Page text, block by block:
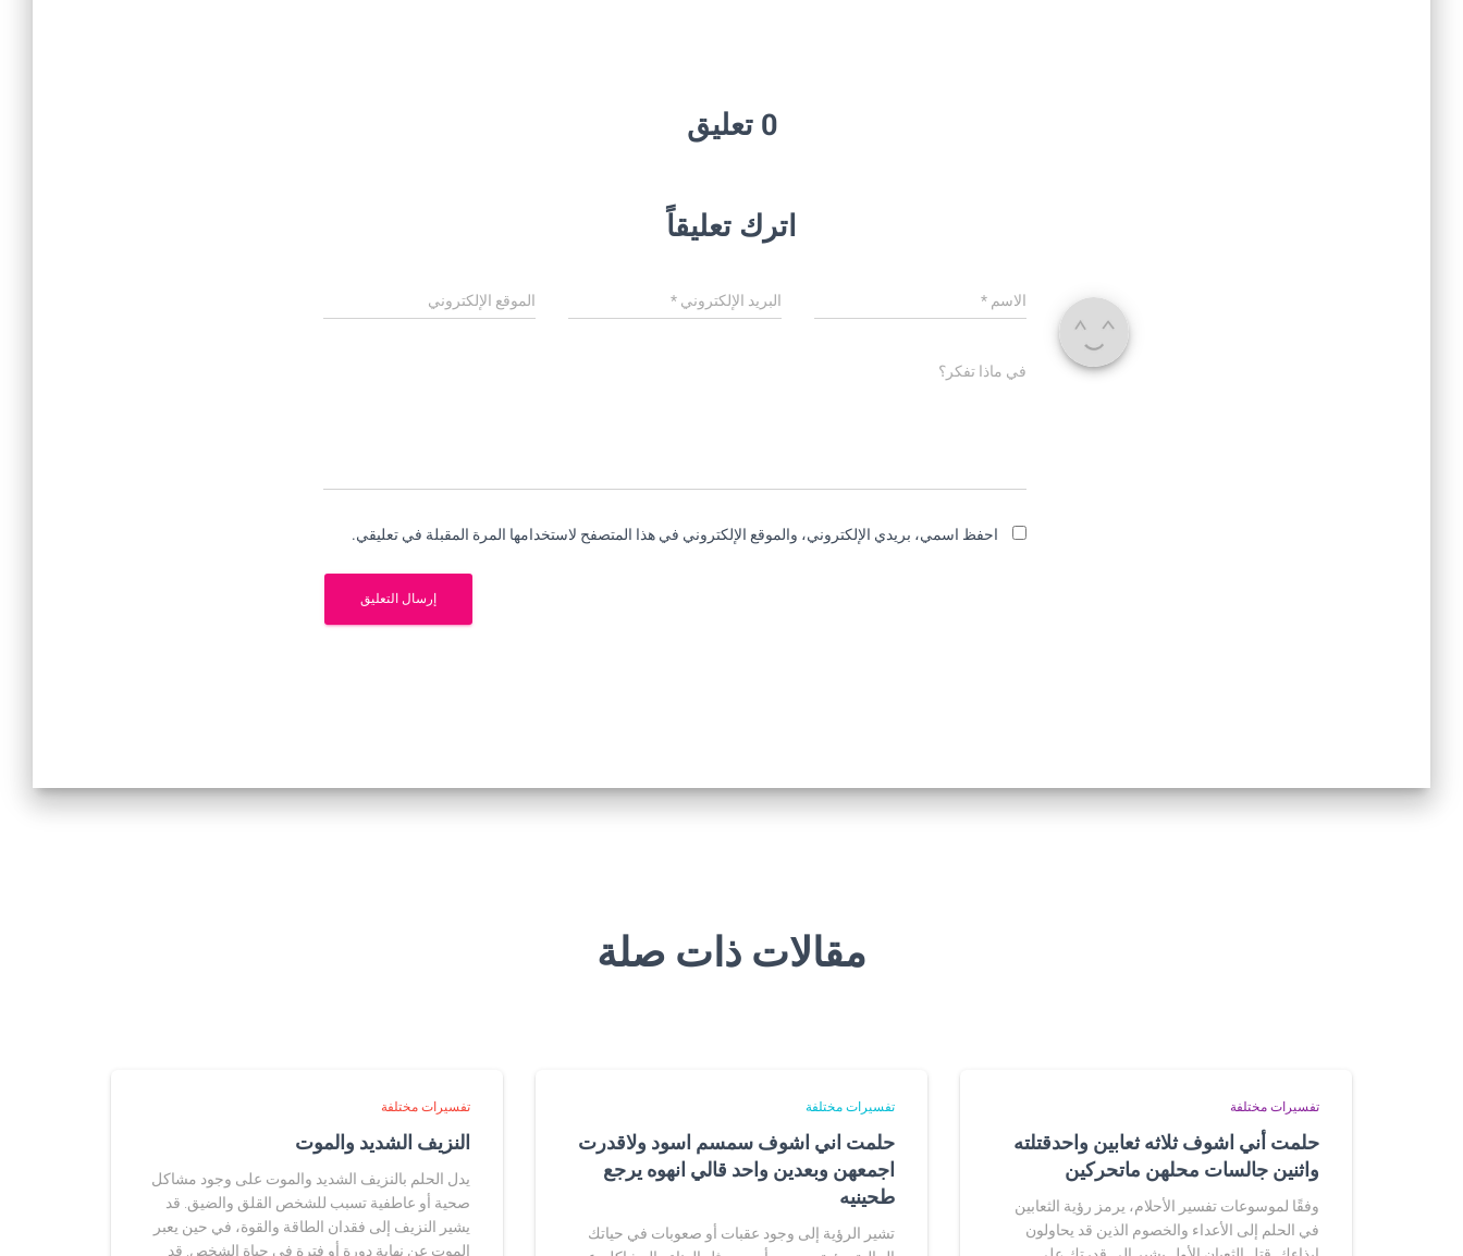
0 تعليق
اترك تعليقاً
الاسم * البريد الإلكتروني* الموقع الإلكتروني
في ماذا تفكر؟
احفظ اسمي، بريدي الإلكتروني، والموقع الإلكتروني في هذا المتصفح لاستخدامها المرة المقبلة في تعليقي.
مقالات ذات صلة
تفسيرات مختلفة
حلمت أني اشوف ثلاثه ثعابين واحدقتلته
واثنين جالسات محلهن ماتحركين
وفقًا لموسوعات تفسير الأحلام، يرمز رؤية الثعابين
في الحلم إلى الأعداء والخصوم الذين قد يحاولون
تفسيرات مختلفة
حلمت اني اشوف سمسم اسود ولاقدرت
اجمعهن وبعدين واحد قالي انهوه يرجع
طحينيه
تشير الرؤية إلى وجود عقبات أو صعوبات في حياتك
تفسيرات مختلفة
النزيف الشديد والموت
يدل الحلم بالنزيف الشديد والموت على وجود مشاكل
صحية أو عاطفية تسبب للشخص القلق والضيق. قد
يشير النزيف إلى فقدان الطاقة والقوة، في حين يعبر
الموت عن نهاية دورة أو فترة في حياة الشخص. قد